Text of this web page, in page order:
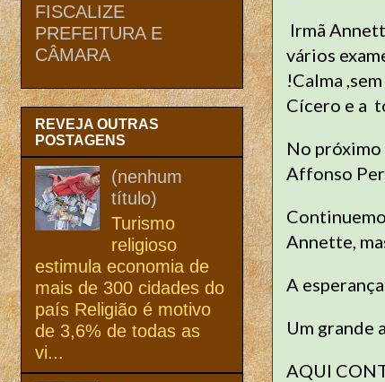
Irmã
vários
!Calma
Cícero e a
No
Affonso
Annette,
A
Um grande
AQUI
FISCALIZE
PREFEITURA E
CÂMARA
REVEJA OUTRAS
POSTAGENS
(nenhum
título)
Turismo
religioso
estimula economia de
mais de 300 cidades do
país Religião é motivo
de 3,6% de todas as
vi...